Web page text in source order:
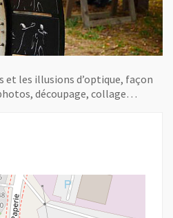
et les illusions d’optique, façon
découpage, collage…